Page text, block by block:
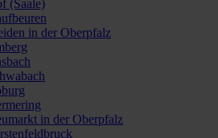
(Saale)
in der Oberpfalz
in der Oberpfalz